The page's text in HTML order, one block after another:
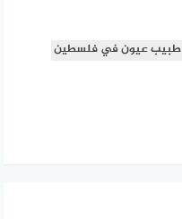
طبيب عيون في فلسطين